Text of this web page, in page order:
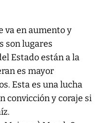
va en aumento y
son lugares
Estado están a la
es mayor
Esta es una lucha
convicción y coraje si